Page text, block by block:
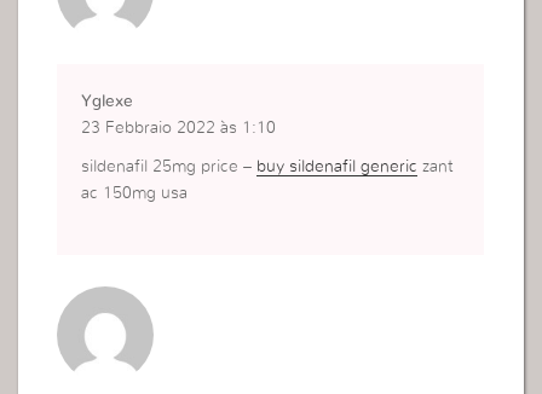
Yglexe
23 Febbraio 2022 às 1:10
sildenafil 25mg price – buy sildenafil generic zant
ac 150mg usa